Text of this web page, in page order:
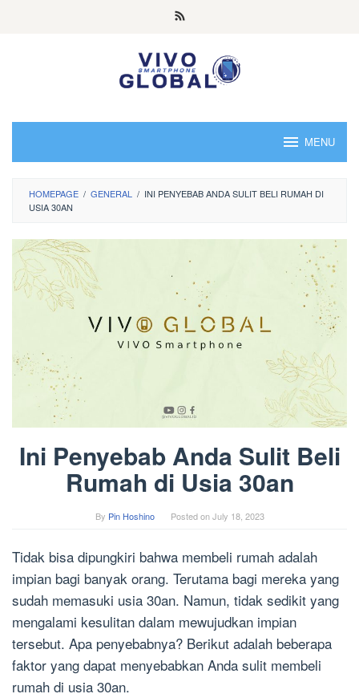
MENU
HOMEPAGE / GENERAL / INI PENYEBAB ANDA SULIT BELI RUMAH DI
USIA 30AN
Ini Penyebab Anda Sulit Beli
Rumah di Usia 30an
By Pin Hoshino Posted onJuly 18, 2023
Tidak bisa dipungkiri bahwa membeli rumah adalah
impian bagi banyak orang. Terutama bagi mereka yang
sudah memasuki usia 30an. Namun, tidak sedikit yang
mengalami kesulitan dalam mewujudkan impian
tersebut. Apa penyebabnya? Berikut adalah beberapa
faktor yang dapat menyebabkan Anda sulit membeli
rumah di usia 30an.